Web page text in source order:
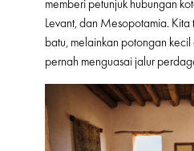
memberi petunjuk hubungan
Levant, dan Mesopotamia.
batu, melainkan potongan
pernah menguasai jalur